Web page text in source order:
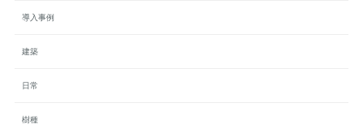
導入事例
建築
日常
樹種